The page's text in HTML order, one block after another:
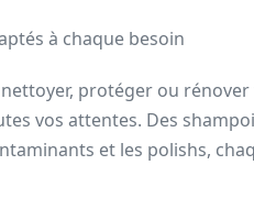
à chaque besoin
protéger ou
vos attentes. Des
et les polishs,